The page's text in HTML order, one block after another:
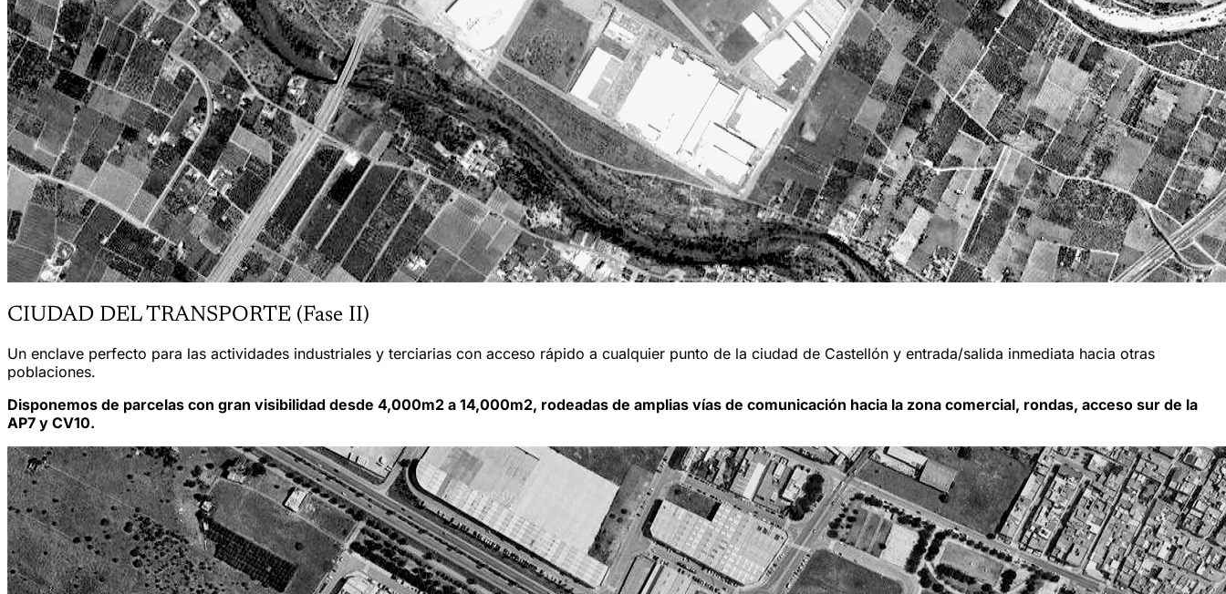
CIUDAD DEL TRANSPORTE (Fase II)
Un enclave perfecto para las actividades industriales y terciarias con acceso rápido a cualquier punto de la ciudad de Castellón y entrada/salida inmediata hacia otras
poblaciones.
Disponemos de parcelas con gran visibilidad desde 4,000m2 a 14,000m2, rodeadas de amplias vías de comunicación hacia la zona comercial, rondas, acceso sur de la
AP7 y CV10.